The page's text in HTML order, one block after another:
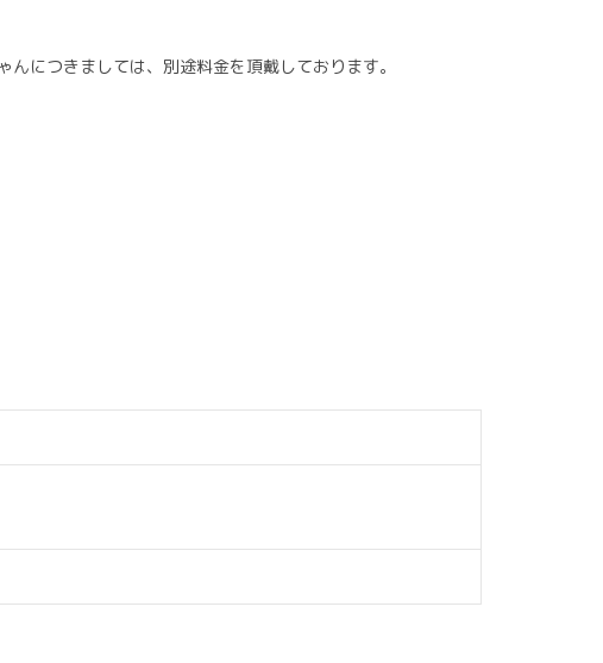
につきましては、別途料金を頂戴しております。